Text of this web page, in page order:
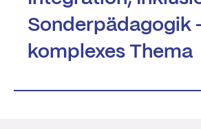
Sonderpädagogik
komplexes Thema